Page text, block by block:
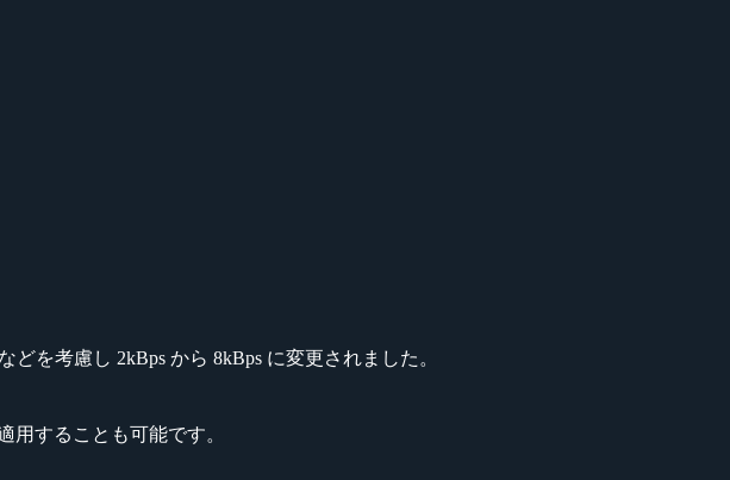
どを考慮し 2kBps から 8kBps に変更されました。
することも可能です。